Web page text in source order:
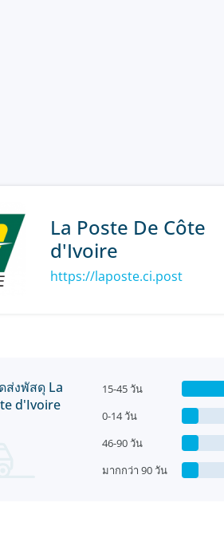
La Poste De Côte
d'Ivoire
https://laposte.ci.post
ส่งพัสดุ La
d'Ivoire
15-45 วัน
0-14 วัน
46-90 วัน
มากกว่า 90 วัน